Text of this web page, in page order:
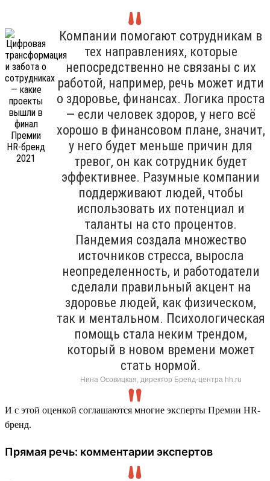
Компании помогают сотрудникам в
тех направлениях, которые
непосредственно не связаны с их
работой, например, речь может идти
о здоровье, финансах. Логика проста
— если человек здоров, у него всё
хорошо в финансовом плане, значит,
у него будет меньше причин для
тревог, он как сотрудник будет
эффективнее. Разумные компании
поддерживают людей, чтобы
использовать их потенциал и
таланты на сто процентов.
Пандемия создала множество
источников стресса, выросла
неопределенность, и работодатели
сделали правильный акцент на
здоровье людей, как физическом,
так и ментальном. Психологическая
помощь стала неким трендом,
который в новом времени может
стать нормой.
Нина Осовицкая, директор Бренд-центра hh.ru
И с этой оценкой соглашаются многие эксперты Премии HR-
бренд.
Прямая речь: комментарии экспертов